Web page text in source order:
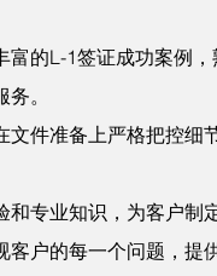
富的L-1签证成功案例
。
文件准备上严格把控细
专业知识，为客户制
客户的每一个问题，提